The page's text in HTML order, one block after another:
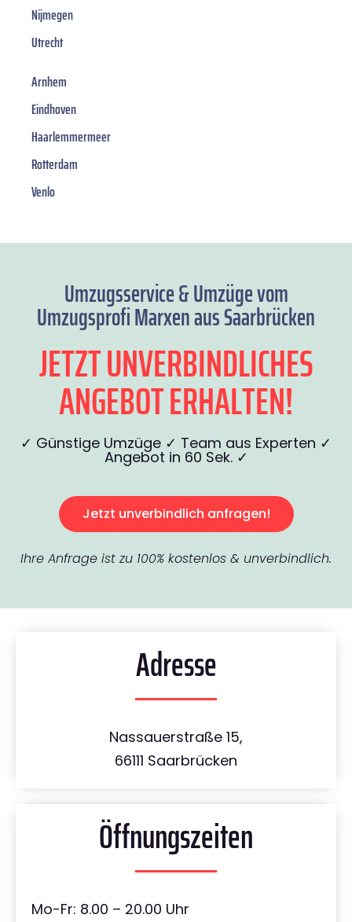
Nijmegen
Utrecht
Arnhem
Eindhoven
Haarlemmermeer
Rotterdam
Venlo
Umzugsservice & Umzüge vom
Umzugsprofi Marxen aus Saarbrücken
JETZT UNVERBINDLICHES
ANGEBOT ERHALTEN!
✓ Günstige Umzüge ✓ Team aus Experten ✓
Angebot in 60 Sek. ✓
Jetzt unverbindlich anfragen!
Ihre Anfrage ist zu 100% kostenlos & unverbindlich.
Adresse
Nassauerstraße 15,
66111 Saarbrücken
Öffnungszeiten
Mo-Fr: 8.00 – 20.00 Uhr